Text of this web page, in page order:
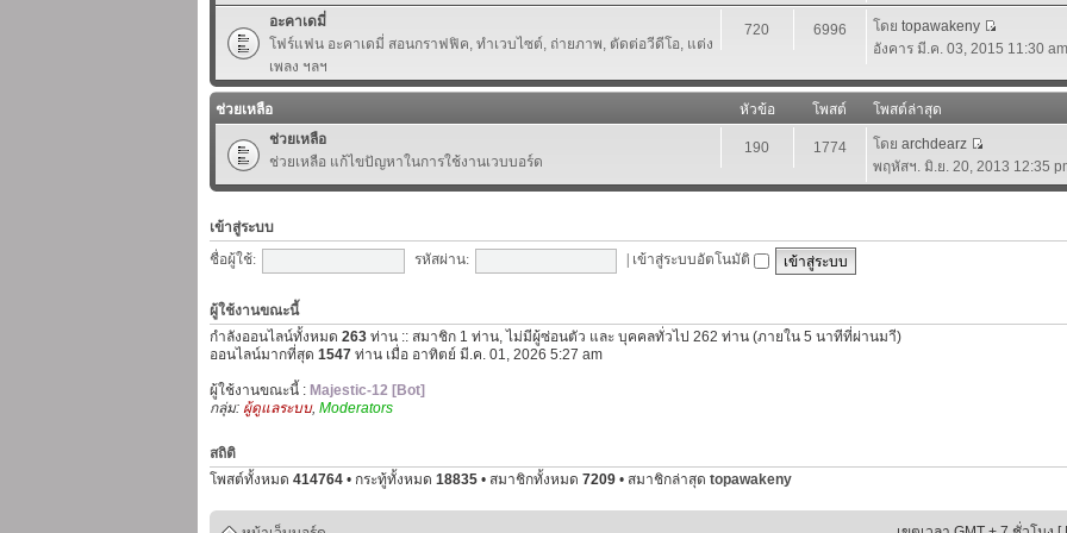
อะคาเดมี่
โฟร์แฟน อะคาเดมี่ สอนกราฟฟิค, ทำเวบไซต์, ถ่ายภาพ, ตัดต่อวีดีโอ, แต่ง
เพลง ฯลฯ
720 6996 โดย topawakeny
อังคาร มี.ค. 03, 2015 11:30 am
ช่วยเหลือ หัวข้อ โพสต์
โพสต์ล่าสุด
ช่วยเหลือ
ช่วยเหลือ แก้ไขปัญหาในการใช้งานเวบบอร์ด
190 1774 โดย archdearz
พฤหัสฯ. มิ.ย. 20, 2013 12:35
เข้าสู่ระบบ
ชื่อผู้ใช้:
รหัสผ่าน: เข้าสู่ระบบอัตโนมัติ
ผู้ใช้งานขณะนี้
กำลังออนไลน์ทั้งหมด 263 ท่าน :: สมาชิก 1 ท่าน, ไม่มีผู้ซ่อนตัว และ บุคคลทั่วไป 262 ท่าน (ภายใน 5 นาทีที่ผ่านมาี)
ออนไลน์มากที่สุด 1547 ท่าน เมื่อ อาทิตย์ มี.ค. 01, 2026 5:27 am
ผู้ใช้งานขณะนี้ : Majestic-12 [Bot]
กลุ่ม: ผู้ดูแลระบบ, Moderators
สถิติ
โพสต์ทั้งหมด 414764 • กระทู้ทั้งหมด 18835 • สมาชิกทั้งหมด 7209 • สมาชิกล่าสุด topawakeny